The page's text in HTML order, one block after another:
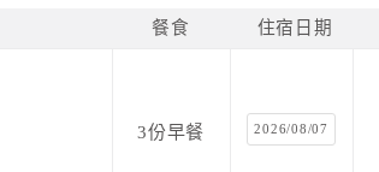
餐食 住宿日期
3份早餐 2026/08/07